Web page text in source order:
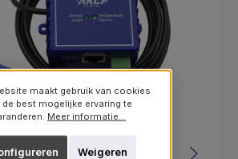
maakt gebruik van cookies
de best mogelijke ervaring te
Meer informatie...
Weigeren